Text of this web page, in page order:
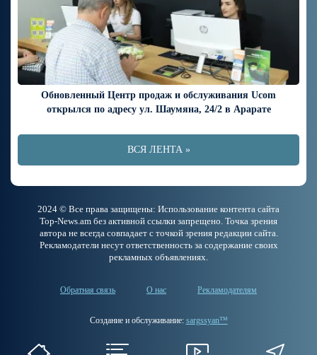
Обновленный Центр продаж и обслуживания Ucom
открылся по адресу ул. Шаумяна, 24/2 в Арарате
ВСЯ ЛЕНТА »
2024 © Все права защищены: Использование контента сайта
Top-News.am без активной ссылки запрещено. Точка зрения
автора не всегда совпадает с точкой зрения редакции сайта.
Рекламодатели несут ответственность за содержание своих
рекламных объявлениях.
Обратная связь О нас Рекламодателям
Создание и обслуживание: sargssyan™